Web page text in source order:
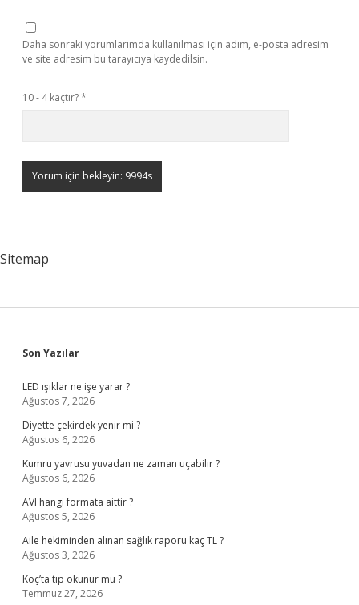
Daha sonraki yorumlarımda kullanılması için adım, e-posta adresim
ve site adresim bu tarayıcıya kaydedilsin.
10 - 4 kaçtır?*
Sitemap
Sidebar
Son Yazılar
LED ışıklar ne işe yarar ?
Ağustos 7, 2026
Diyette çekirdek yenir mi ?
Ağustos 6, 2026
Kumru yavrusu yuvadan ne zaman uçabilir ?
Ağustos 6, 2026
AVI hangi formata aittir ?
Ağustos 5, 2026
Aile hekiminden alınan sağlık raporu kaç TL ?
Ağustos 3, 2026
Koç’ta tıp okunur mu ?
Temmuz 27, 2026